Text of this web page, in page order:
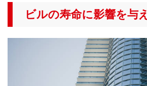
ビルの寿命に影響を与